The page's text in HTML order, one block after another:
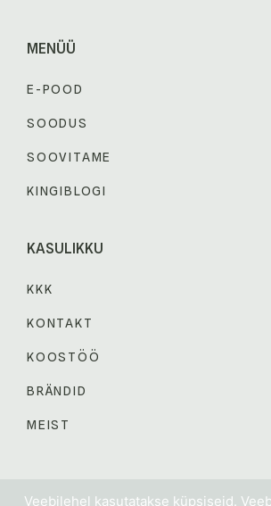
MENÜÜ
E-POOD
SOODUS
SOOVITAME
KINGIBLOGI
KASULIKKU
KKK
KONTAKT
KOOSTÖÖ
BRÄNDID
MEIST
Veebilehel kasutatakse küpsiseid.